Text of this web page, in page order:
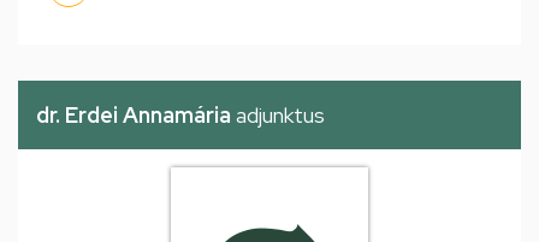
dr. Erdei Annamária adjunktus